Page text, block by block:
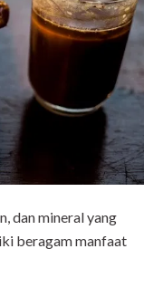
dan mineral yang
beragam manfaat